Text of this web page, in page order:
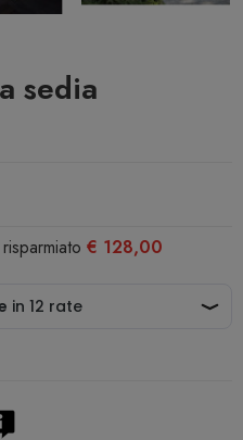
sedia
€ 128,00